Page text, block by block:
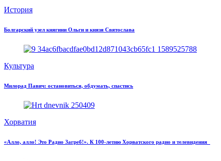
История
Болгарский узел княгини Ольги и князя Святослава
Культура
Милорад Павич: остановиться, обдумать, спастись
Хорватия
«Алло, алло! Это Радио Загреб!». К 100-летию Хорватского радио и телевидения